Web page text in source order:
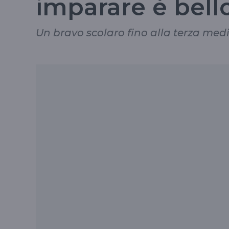
imparare è
Un bravo scolaro fino alla terza